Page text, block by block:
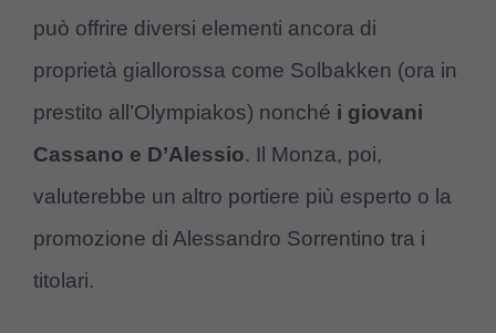
può offrire diversi elementi ancora di
proprietà giallorossa come Solbakken (ora in
prestito all’Olympiakos) nonché i giovani
Cassano e D’Alessio. Il Monza, poi,
valuterebbe un altro portiere più esperto o la
promozione di Alessandro Sorrentino tra i
titolari.